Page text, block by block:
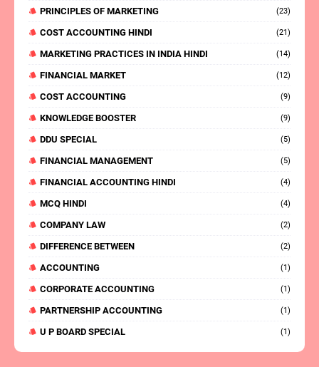
PRINCIPLES OF MARKETING (23)
COST ACCOUNTING HINDI (21)
MARKETING PRACTICES IN INDIA HINDI (14)
FINANCIAL MARKET (12)
COST ACCOUNTING (9)
KNOWLEDGE BOOSTER (9)
DDU SPECIAL (5)
FINANCIAL MANAGEMENT (5)
FINANCIAL ACCOUNTING HINDI (4)
MCQ HINDI (4)
COMPANY LAW (2)
DIFFERENCE BETWEEN (2)
ACCOUNTING (1)
CORPORATE ACCOUNTING (1)
PARTNERSHIP ACCOUNTING (1)
U P BOARD SPECIAL (1)